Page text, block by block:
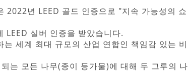
2022년 LEED 골드 인증으로 "지속 가능성의 쇼
LEED 실버 인증을 받았습니다.
세계 최대 규모의 산업 연합인 책임감 있는 비
는 모든 나무(종이 등가물)에 대해 두 그루의 나